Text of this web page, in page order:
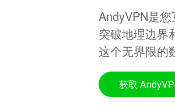
AndyVPN是
突破地理边界
这个无界限的
获取